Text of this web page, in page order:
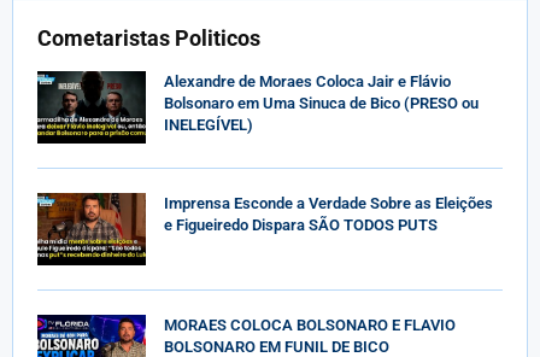
Cometaristas Politicos
Alexandre de Moraes Coloca Jair e Flávio
Bolsonaro em Uma Sinuca de Bico (PRESO ou
INELEGÍVEL)
Imprensa Esconde a Verdade Sobre as Eleições
e Figueiredo Dispara SÃO TODOS PUTS
MORAES COLOCA BOLSONARO E FLAVIO
BOLSONARO EM FUNIL DE BICO